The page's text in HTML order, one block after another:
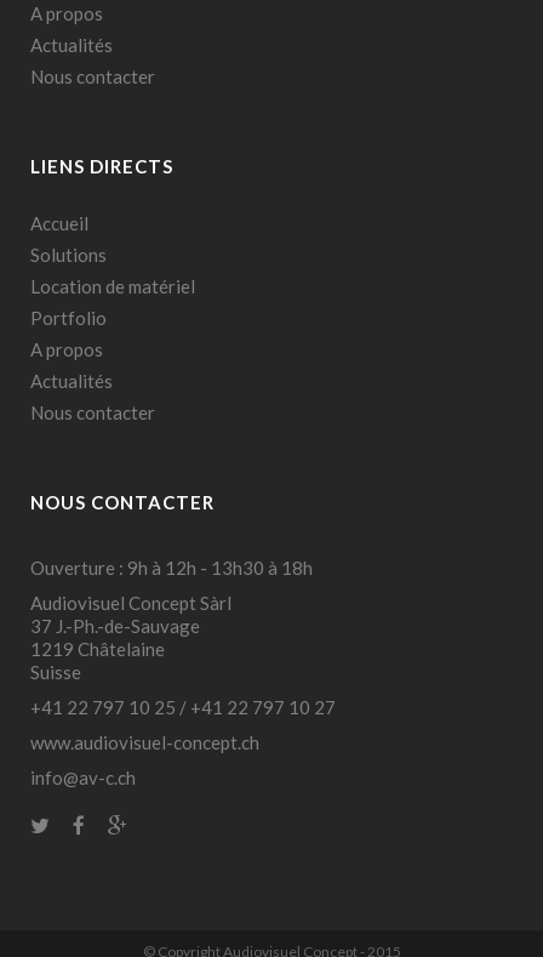
A propos
Actualités
Nous contacter
LIENS DIRECTS
Accueil
Solutions
Location de matériel
Portfolio
A propos
Actualités
Nous contacter
NOUS CONTACTER
Ouverture : 9h à 12h - 13h30 à 18h
Audiovisuel Concept Sàrl
37 J.-Ph.-de-Sauvage
1219 Châtelaine
Suisse
+41 22 797 10 25 / +41 22 797 10 27
www.audiovisuel-concept.ch
info@av-c.ch
© Copyright Audiovisuel Concept - 2015